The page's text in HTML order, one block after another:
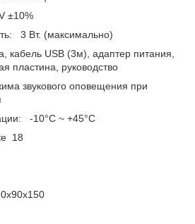
±10%
3 Вт. (максимально)
USB (3м), адаптер питания,
пластина, руководство
звукового оповещения при
-10°C ~ +45°C
18